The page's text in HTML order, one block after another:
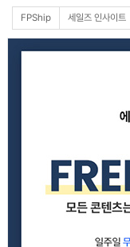
FPShip 세일즈 인사이트